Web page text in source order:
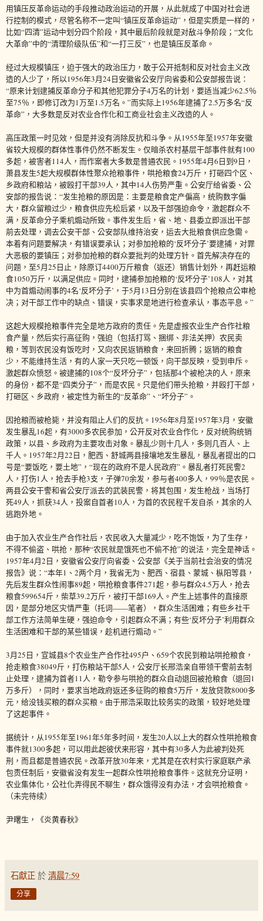
用镇压反革命运动的手段推动政治运动的开展，从此就成了中国对社会进
行控制的模式，尽管名称不一定叫“镇压反革命运动”，但是实质是一样的，
比如“四清”运动中划分四个阶段，其中最后阶段就是对敌斗争阶段；“文化
大革命”中的“清理阶级队伍”和“一打三反”，也是镇压反革命。
经过大规模镇压，迫于强大的政治压力，敢于公开抵制和反对社会主义改
造的人少了，所以1956年3月24日安徽省公安厅向省委和公安部报告说：
“原来计划逮捕反革命分子和其他犯罪分子4万名的计划，要适当减少62.5％
至75％，即修订改为1万至1.5万名。”而实际上1956年逮捕了2.5万多名“反
革命”，大多数是反对农业合作化和工商业社会主义改造的人。
高压政策一时见效，但是并没有消除反抗和斗争。从1955年至1957年安徽
省较大规模的群体性事件仍然不断发生。仅暗杀农村基层干部事件就有100
多起，被害者114人，而作案者大多数是普通农民。1955年4月6日到9日，
萧县发生5起大规模群体性聚众抢粮事件，哄抢粮食24万斤，打砸四个区、
乡政府和粮站，被殴打干部39人，其中14人伤势严重。公安厅给省委、公
安部的报告说：“发生抢粮的原因是：主要是粮食定产偏高，统购数字偏
大，群众留粮过少，粮食供应先松后紧，以及干部强迫命令，激起群众不
满，反革命分子乘机煽动所致。事件发生后，省、地、县委立即派出干部
前去处理，调去公安干部、公安部队维持治安，运去大批粮食供应急需。
本着有问题要解决，有错误要承认；对参加抢粮的‘反坏分子’要逮捕，对罪
大恶极的要镇压；对参加抢粮的群众要批判的处理方针。首先解决存在的
问题，至5月25日止，除原订4400万斤粮食（返还）销售计划外，再赶运粮
食1050万斤，以满足供应。同时，逮捕参加抢粮的‘反坏分子’108人，对其
中为首煽动闹事的4名‘反坏分子’，于5月13日分别在该县四个抢粮点公审枪
决；对干部工作中的缺点、错误，实事求是地进行检查承认，事态平息。”
这起大规模抢粮事件完全是地方政府的责任。先是虚报农业生产合作社粮
食产量，然后实行高征购，强迫（包括打骂、捆绑、非法关押）农民卖
粮，等到农民没有饭吃时，又向农民返销粮食，来回折腾；返销的粮食
少，不能维持生活，有的人家一天只吃一顿饭，向干部反映，受到申斥。
激起群众愤怒。被逮捕的108个“反坏分子”，包括那4个被枪决的人，原来
的身份，都不是“四类分子”，而是农民。只是他们带头抢粮，并殴打干部，
打砸区、乡政府，被定性为新生的“反革命”、“坏分子”。
因抢粮而被枪毙，并没有阻止人们的反抗。1956年8月至1957年3月，安徽
发生暴乱16起，有3000多农民参加，公开反对农业合作化，反对统购统销
政策，以县、乡政府为主要攻击对象。暴乱少则十几人，多则几百人、上
千人。1957年2月22日，肥西、舒城两县接壤地发生暴乱，暴乱者提出的口
号是“要饭吃，要土地”，“现在的政府不是人民政府”。暴乱者打死民警2
人，打伤1人，抢去手枪3支，子弹70余发，参与者400多人，99％是农民。
两县公安干警和省公安厅派去的武装民警，将其包围，发生枪战，当场打
死49人，抓获34人，投案自首者10人，为首的农民程千发自杀，其余的人
逃跑外地。
由于加入农业生产合作社后，农民收入大量减少，吃不饱饭，为了生存，
不得不偷盗、哄抢，那种“农民就是饿死也不偷不抢”的说法，完全是神话。
1957年4月2日，安徽省公安厅向省委、公安部《关于当前社会治安的情况
报告》说：“本年1、2两个月，我省无为、肥西、宿县、蒙城、枞阳等县，
先后发生群众性闹事89起，哄抢粮食事件271起，参与群众4.5万人，抢去
粮食599654斤，柴草39.2万斤，被打干部169人。产生上述事件的直接原
因，是部分地区灾情严重（托词——笔者），群众生活困难；有些乡社干
部工作方法简单生硬，强迫命令，引起群众不满；有些‘反坏分子’利用群众
生活困难和干部的某些错误，趁机进行煽动。”
3月25日，宣城县8个农业生产合作社495户、659个农民到粮站哄抢粮食，
抢走粮食38049斤，打伤粮站干部5人，公安厅长邢浩亲自带领干警前去制
止处理，逮捕为首者11人，勒令参与哄抢的群众自动退回被抢粮食（退回1
万多斤），同时，要求当地政府返还多征购的粮食5万斤，发放贷款8000多
元，给没钱买粮的群众买粮。由于邢浩采取比较务实的政策，较好地处理
了这起事件。
据统计，从1955年至1961年5年多时间，发生20人以上大的群众性哄抢粮食
事件就1300多起，可以用此起彼伏来形容，其中有30多人为此被判处死
刑，而且都是普通农民。改革开放30年来，尤其是在农村实行家庭联产承
包责任制后，安徽省没有发生一起群众性哄抢粮食事件。这就充分证明，
农业集体化，公社化弄得民不聊生，群众饿得没有办法，才会哄抢粮食。
（未完待续）
尹曙生，《炎黄春秋》
石獻正 於 清晨7:59
分享